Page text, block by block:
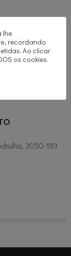
3050-183
3050-183
lhe
recordando
Ao clicar
os cookies.